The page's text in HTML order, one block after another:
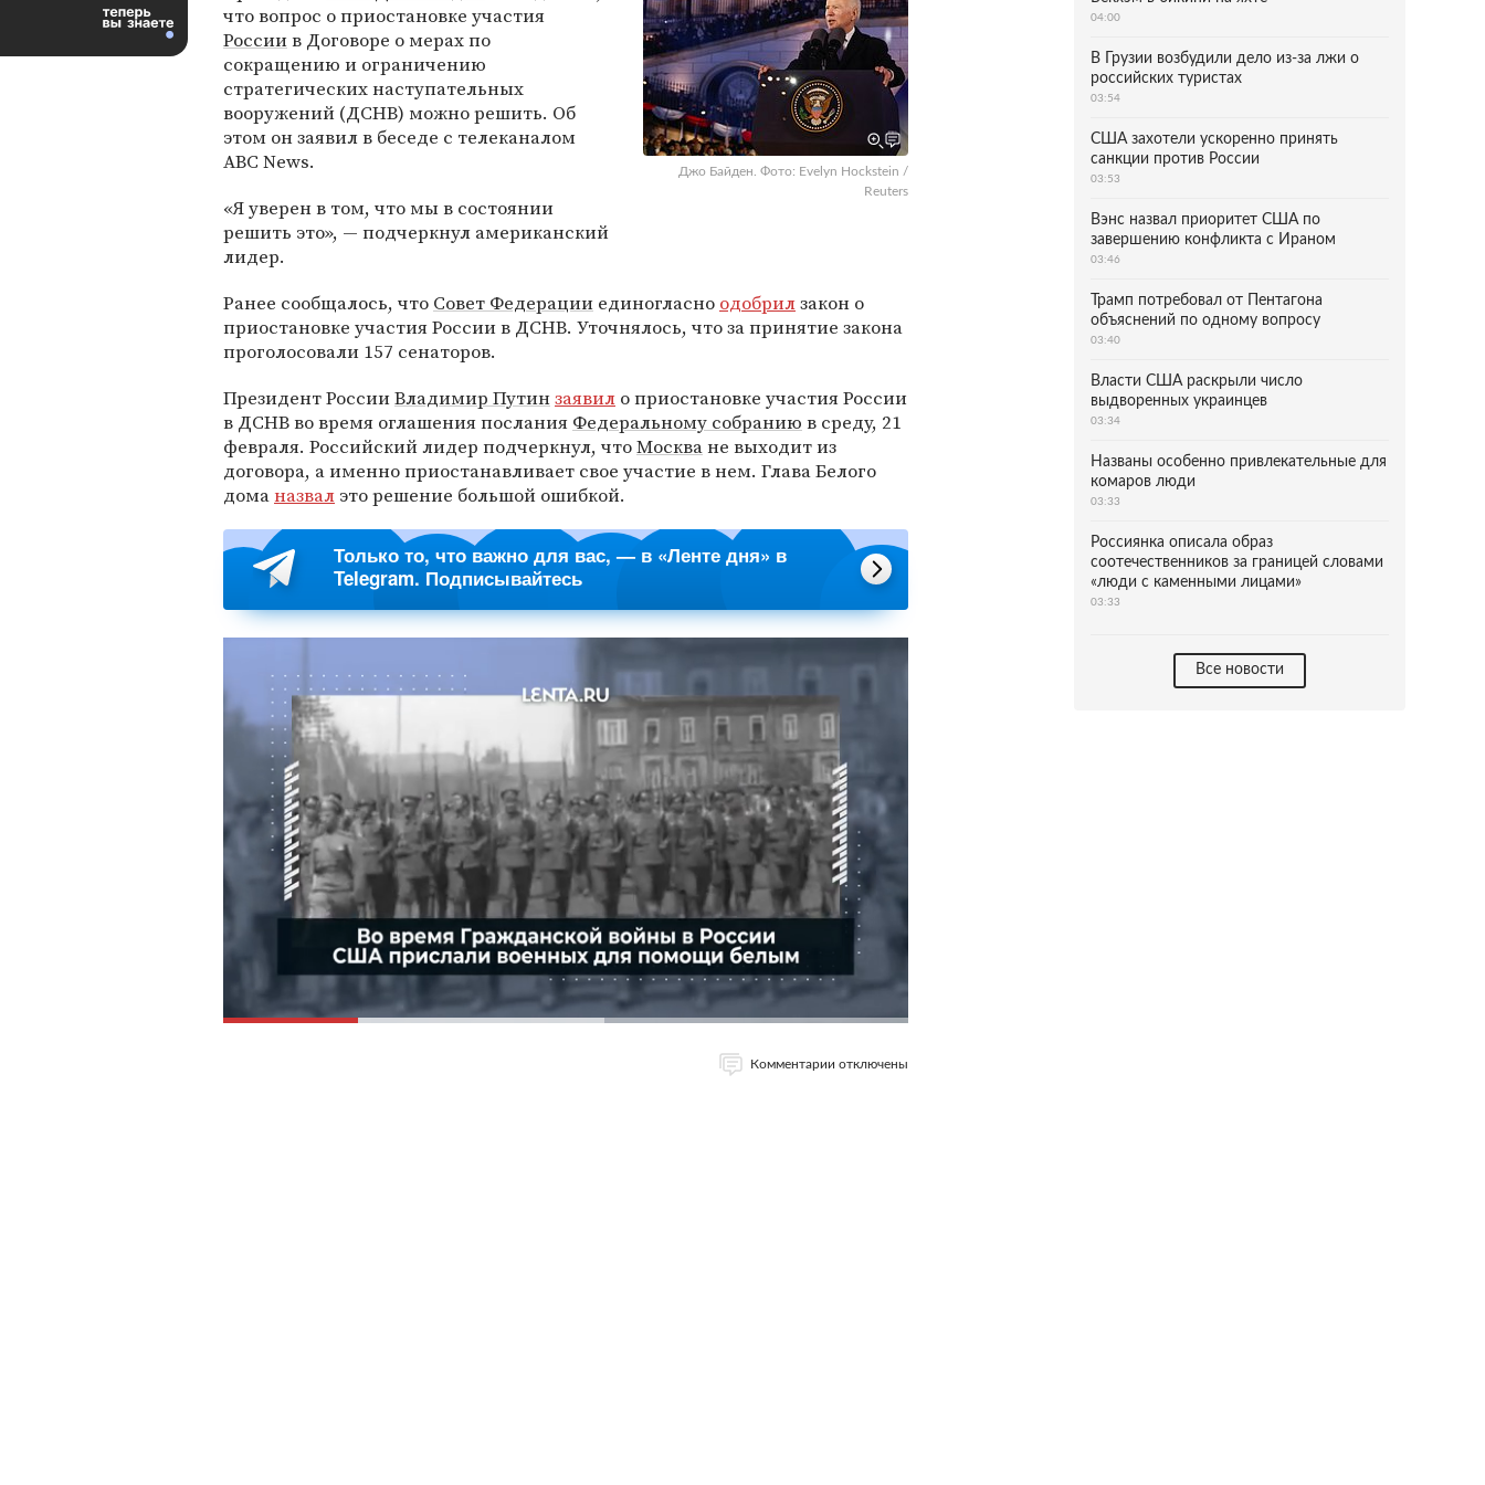
Джо Байден. Фото: Evelyn Hockstein /
Reuters
что вопрос о приостановке участия
Россиив Договоре о мерах по
сокращению и ограничению
стратегических наступательных
вооружений (ДСНВ) можно решить. Об
этом он заявил в беседе с телеканалом
ABC News.
«Я уверен в том, что мы в состоянии
решить это», — подчеркнул американский
лидер.
Ранее сообщалось, что Совет Федерации единогласно одобрилзакон о
приостановке участия России в ДСНВ. Уточнялось, что за принятие закона
проголосовали 157 сенаторов.
Президент РоссииВладимир Путинзаявил о приостановке участия России
в ДСНВ во время оглашения послания Федеральному собранию в среду, 21
февраля. Российский лидер подчеркнул, чтоМоскване выходит из
договора, а именно приостанавливает свое участие в нем. Глава Белого
доманазвал это решение большой ошибкой.
Только то, что важно для вас, — в «Ленте дня» в
Telegram. Подписывайтесь
Комментарии отключены
04:00
В Грузии возбудили дело из-за лжи о
российских туристах
03:54
США захотели ускоренно принять
санкции против России
03:53
Вэнс назвал приоритет США по
завершению конфликта с Ираном
03:46
Трамп потребовал от Пентагона
объяснений по одному вопросу
03:40
Власти США раскрыли число
выдворенных украинцев
03:34
Названы особенно привлекательные для
комаров люди
03:33
Россиянка описала образ
соотечественников за границей словами
«люди с каменными лицами»
03:33
Все новости